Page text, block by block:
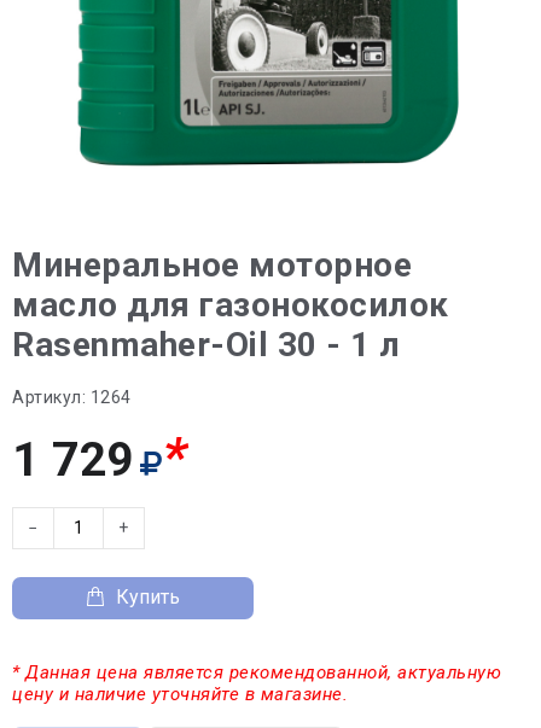
Минеральное моторное
масло для газонокосилок
Rasenmaher-Oil 30 - 1 л
Артикул: 1264
1 729 *
− +
Купить
* Данная цена является рекомендованной, актуальную
цену и наличие уточняйте в магазине.